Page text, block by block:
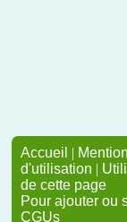
Accueil |
d'utilisation |
de cette page
Pour ajouter ou
CGUs